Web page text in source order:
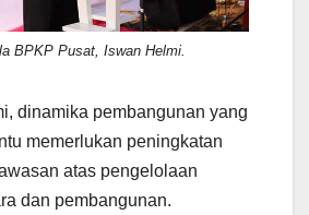
BPKP Pusat, Iswan Helmi.
dinamika pembangunan yang
memerlukan peningkatan
atas pengelolaan
dan pembangunan.